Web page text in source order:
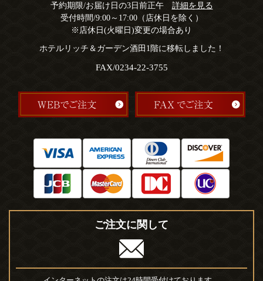
予約期限/お届け日の3日前正午 詳細を見る
受付時間/9:00～17:00（店休日を除く）
※店休日(火曜日)変更の場合あり
ホテルリッチ＆ガーデン酒田1階に移転しました！
FAX/0234-22-3755
ご注文に関して